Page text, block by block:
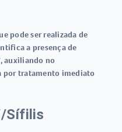
pode ser realizada de
a presença de
auxiliando no
por tratamento imediato
Sífilis